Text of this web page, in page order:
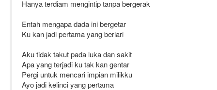
Hanya terdiam mengintip tanpa bergerak
Entah mengapa dada ini bergetar
Ku kan jadi pertama yang berlari
Aku tidak takut pada luka dan sakit
Apa yang terjadi ku tak kan gentar
Pergi untuk mencari impian milikku
Ayo jadi kelinci yang pertama